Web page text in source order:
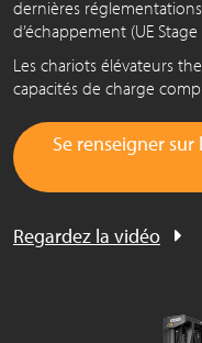
dernières
d’échappement (UE Stage
Les chariots élévateurs
capacités de charge
Se renseigner
Regardez la vidéo